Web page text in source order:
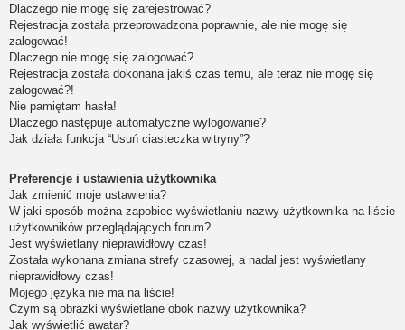
Dlaczego nie mogę się zarejestrować?
Rejestracja została przeprowadzona poprawnie, ale nie mogę się
zalogować!
Dlaczego nie mogę się zalogować?
Rejestracja została dokonana jakiś czas temu, ale teraz nie mogę się
zalogować?!
Nie pamiętam hasła!
Dlaczego następuje automatyczne wylogowanie?
Jak działa funkcja “Usuń ciasteczka witryny”?
Preferencje i ustawienia użytkownika
Jak zmienić moje ustawienia?
W jaki sposób można zapobiec wyświetlaniu nazwy użytkownika na liście
użytkowników przeglądających forum?
Jest wyświetlany nieprawidłowy czas!
Została wykonana zmiana strefy czasowej, a nadal jest wyświetlany
nieprawidłowy czas!
Mojego języka nie ma na liście!
Czym są obrazki wyświetlane obok nazwy użytkownika?
Jak wyświetlić awatar?